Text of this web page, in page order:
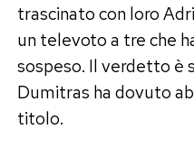
trascinato con loro
un televoto a tre che
sospeso. Il verdetto è
Dumitras ha dovuto
titolo.